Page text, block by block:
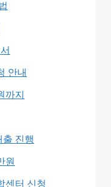
안내
까지
출 진행
원
센터 신청